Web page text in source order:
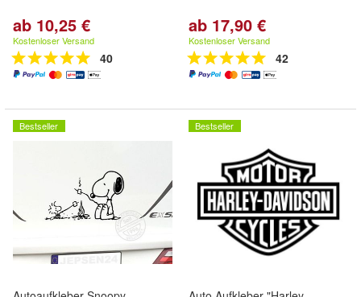
ab 10,25 €
Kostenloser Versand
40
ab 17,90 €
Kostenloser Versand
42
Bestseller Bestseller